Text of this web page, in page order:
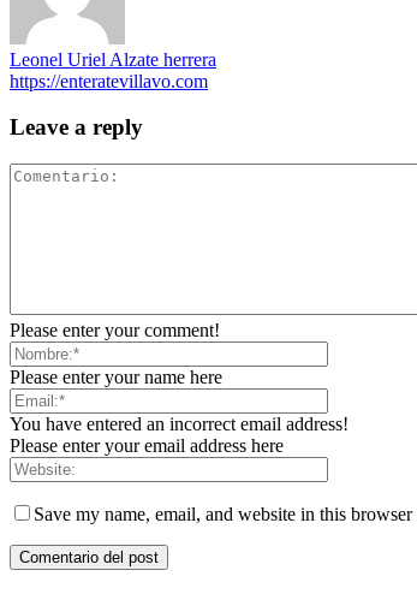
Leonel Uriel Alzate herrera
https://enteratevillavo.com
Leave a reply
Please enter your comment!
Please enter your name here
You have entered an incorrect email address!
Please enter your email address here
Save my name, email, and website in this